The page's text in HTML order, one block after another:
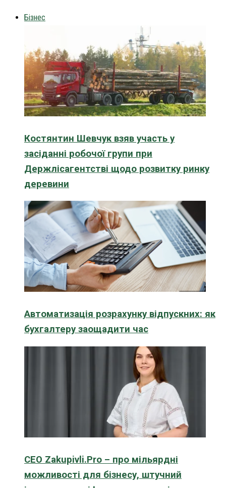
Бізнес
Костянтин Шевчук взяв участь у
засіданні робочої групи при
Держлісагентстві щодо розвитку ринку
деревини
Автоматизація розрахунку відпускних: як
бухгалтеру заощадити час
CEO Zakupivli.Pro – про мільярдні
можливості для бізнесу, штучний